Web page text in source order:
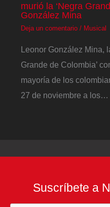
murió la ‘Negra
González Mina
Deja un comentario / Musical
Leonor González Mina,
Grande de Colombia’
mayoría de los
27 de noviembre a los…
Suscríbete a